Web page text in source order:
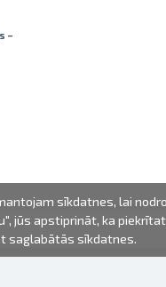
–
sīkdatnes, lai
jūs apstiprināt, ka
saglabātās sīkdatnes.